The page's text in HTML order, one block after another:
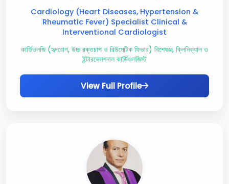
Cardiology (Heart Diseases, Hypertension &
Rheumatic Fever) Specialist Clinical &
Interventional Cardiologist
কার্ডিওলজি (হৃদরোগ, উচ্চ রক্তচাপ ও রিউমেটিক ফিভার) বিশেষজ্ঞ, ক্লিনিক্যাল ও
ইন্টারভেনশনাল কার্ডিওলজিস্ট
View Full Profile